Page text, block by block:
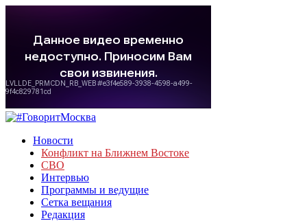
Новости
Конфликт на Ближнем Востоке
СВО
Интервью
Программы и ведущие
Сетка вещания
Редакция